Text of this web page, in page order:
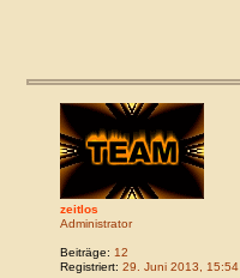
zeitlos
Administrator
Beiträge: 12
Registriert: 29. Juni 2013, 15:54